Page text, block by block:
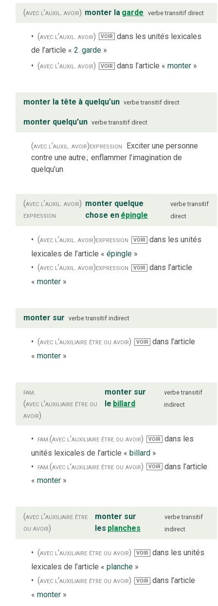
(avec l’auxil. avoir) monter la garde verbe transitif direct
(avec l’auxil. avoir) VOIR
dans les unités lexicales
de l’article « 2. garde »
(avec l’auxil. avoir)
VOIR dans l’article « monter»
monter la tête à quelqu’un verbe transitif direct
monter quelqu’un verbe transitif direct
(avec l’auxil. avoir)expression
Exciter une personne
contre une autre; enflammer l’imagination de
quelqu’un
(avec l’auxil. avoir)
expression
monter quelque
chose en épingle
verbe transitif
direct
(avec l’auxil. avoir)expression VOIR
dans les unités
lexicales de l’article « épingle »
(avec l’auxil. avoir)expression VOIR
dans l’article
« monter »
monter sur verbe transitif indirect
(avec l'auxiliaire être ou avoir) VOIR dans l’article
« monter »
fam.
(avec l'auxiliaire être ou
avoir)
monter sur
le billard
verbe transitif
indirect
fam. (avec l'auxiliaire être ou avoir) VOIR dans les
unités lexicales de l’article « billard »
fam. (avec l'auxiliaire être ou avoir) VOIR
dans l’article
« monter »
(avec l'auxiliaire être
ou avoir)
monter sur
les planches
verbe transitif
indirect
(avec l'auxiliaire être ou avoir) VOIR
dans les unités
lexicales de l’article « planche »
(avec l'auxiliaire être ou avoir)
VOIR dans l’article
« monter »